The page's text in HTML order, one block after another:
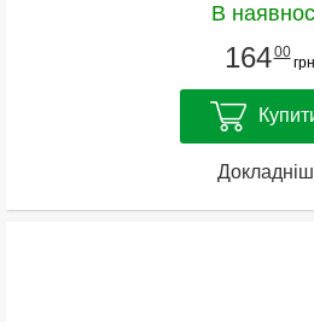
В
16400
грн